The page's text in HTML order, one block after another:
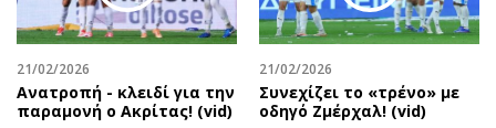
21/02/2026
Ανατροπή - κλειδί για την
παραμονή ο Ακρίτας! (vid)
21/02/2026
Συνεχίζει το «τρένο» με
οδηγό Ζμέρχαλ! (vid)